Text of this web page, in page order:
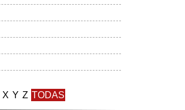
X Y Z TODAS